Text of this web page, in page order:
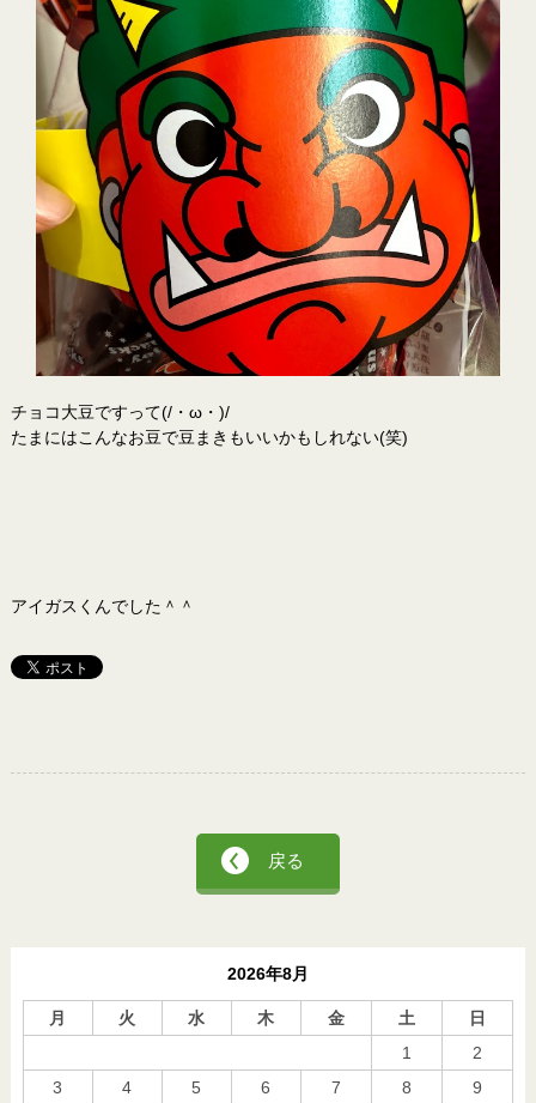
チョコ大豆ですって(/・ω・)/
たまにはこんなお豆で豆まきもいいかもしれない(笑)
アイガスくんでした＾＾
戻る
2026年8月
月 火 水 木 金 土
日
1
2
3
4 5 6 7 8
9